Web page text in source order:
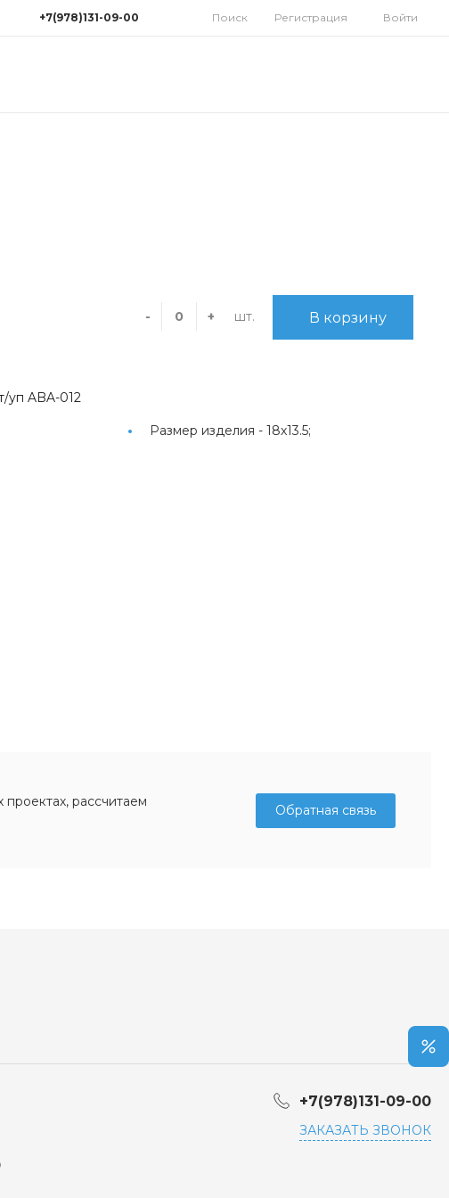
+7(978)131-09-00 Поиск Регистрация Войти
- + шт. В корзину
уп ABA-012
Размер изделия -18х13.5;
рассчитаем
Обратная связь
+7(978)131-09-00
ЗАКАЗАТЬ ЗВОНОК